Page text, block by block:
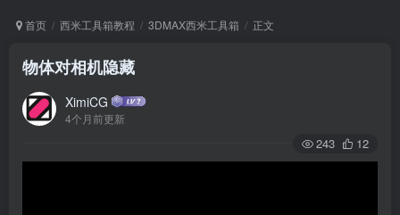
首页 西米工具箱教程 3DMAX西米工具箱 正文
物体对相机隐藏
XimiCG
4个月前更新
243 12